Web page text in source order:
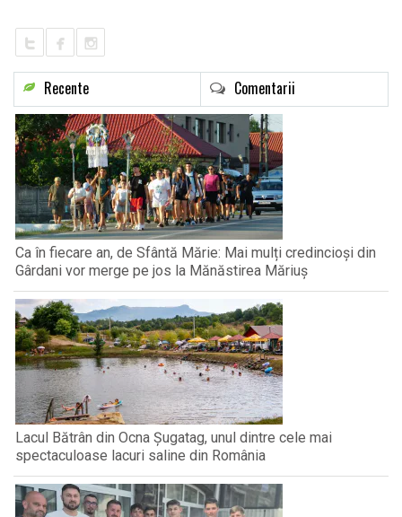
Recente Comentarii
Ca în fiecare an, de Sfântă Mărie: Mai mulți credincioși din
Gârdani vor merge pe jos la Mănăstirea Măriuș
Lacul Bătrân din Ocna Șugatag, unul dintre cele mai
spectaculoase lacuri saline din România